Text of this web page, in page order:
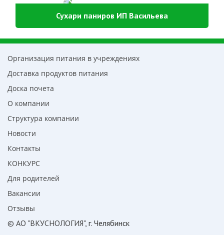
Сухари паниров ИП Васильева
Организация питания в учреждениях
Доставка продуктов питания
Доска почета
О компании
Структура компании
Новости
Контакты
КОНКУРС
Для родителей
Вакансии
Отзывы
© АО "ВКУСНОЛОГИЯ", г. Челябинск